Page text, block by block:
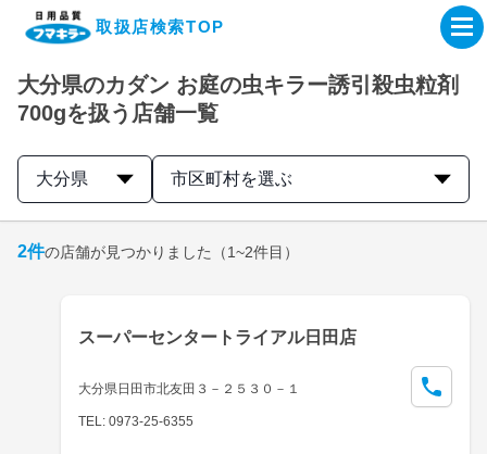
取扱店検索TOP
企業・IR情報サイト
製品情報サイト
取扱店検索はこちら
大分県のカダン お庭の虫キラー誘引殺虫粒剤
700gを扱う店舗一覧
大分県 市区町村を選ぶ
2件の店舗が見つかりました （1~2件目）
スーパーセンタートライアル日田店
大分県日田市北友田３－２５３０－１
TEL: 0973-25-6355